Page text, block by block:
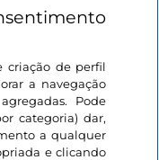
criação de perfil
a navegação
Pode
categoria) dar,
a qualquer
e clicando